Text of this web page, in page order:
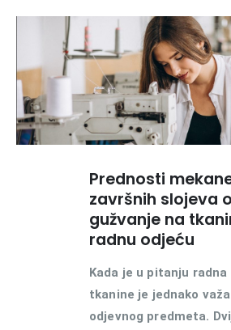
Prednosti
završnih slojeva
gužvanje na
radnu odjeću
Kada je u pitanju
tkanine je jednako
odjevnog predmeta.